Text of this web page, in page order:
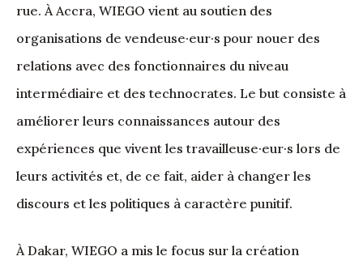
rue. À Accra, WIEGO vient au soutien des
organisations de vendeuse·eur·s pour nouer des
relations avec des fonctionnaires du niveau
intermédiaire et des technocrates. Le but consiste à
améliorer leurs connaissances autour des
expériences que vivent les travailleuse·eur·s lors de
leurs activités et, de ce fait, aider à changer les
discours et les politiques à caractère punitif.
À Dakar, WIEGO a mis le focus sur la création